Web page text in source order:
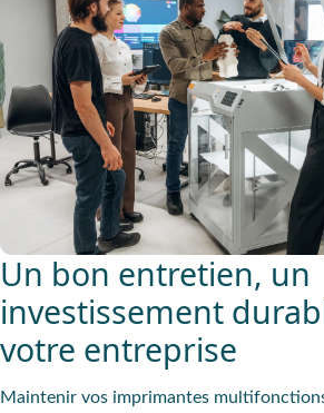
Un bon entretien, un
investissement
votre entreprise
Maintenir vos imprimantes